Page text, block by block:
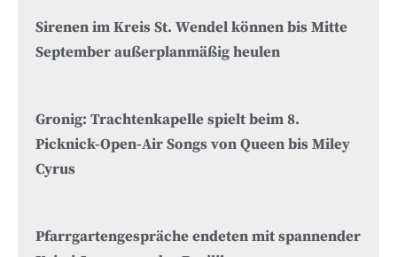
Sirenen im Kreis St. Wendel können bis Mitte
September außerplanmäßig heulen
Gronig: Trachtenkapelle spielt beim 8.
Picknick-Open-Air Songs von Queen bis Miley
Cyrus
Pfarrgartengespräche endeten mit spannender